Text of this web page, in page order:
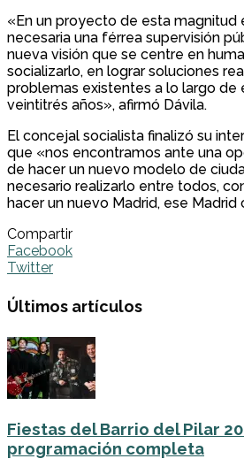
«En un proyecto de esta magnitud
necesaria una férrea supervisión
nueva visión que se centre en
socializarlo, en lograr soluciones
problemas existentes a lo largo de
veintitrés años», afirmó Dávila.
El concejal socialista finalizó su
que «nos encontramos ante una
de hacer un nuevo modelo de
necesario realizarlo entre todos,
hacer un nuevo Madrid, ese
Compartir
Facebook
Twitter
Últimos artículos
Fiestas del Barrio del Pilar
programación completa